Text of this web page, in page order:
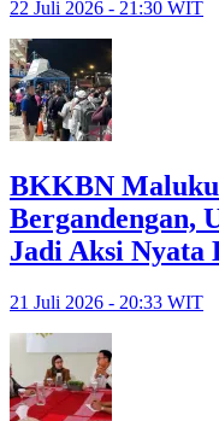
22 Juli 2026 - 21:30 WIT
BKKBN
Bergandengan,
Jadi Aksi Nyata
21 Juli 2026 - 20:33 WIT